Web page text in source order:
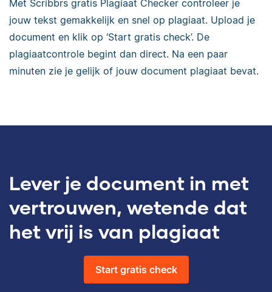
Met Scribbrs gratis Plagiaat Checker controleer je
jouw tekst gemakkelijk en snel op plagiaat. Upload je
document en klik op ‘Start gratis check’. De
plagiaatcontrole begint dan direct. Na een paar
minuten zie je gelijk of jouw document plagiaat bevat.
Lever je document in met
vertrouwen, wetende dat
het vrij is van plagiaat
Start gratis check